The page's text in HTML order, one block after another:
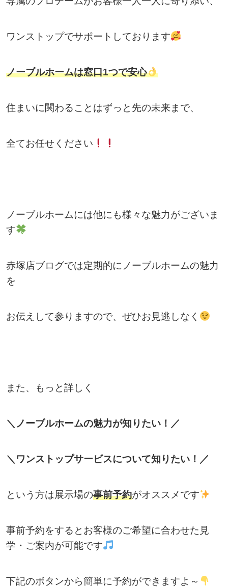
ワンストップでサポートしております
ノーブルホームは窓口1つで安心
住まいに関わることはずっと先の未来まで、
全てお任せください
ノーブルホームには他にも様々な魅力がございま
す
赤塚店ブログでは定期的にノーブルホームの魅力
を
お伝えして参りますので、ぜひお見逃しなく
また、もっと詳しく
＼ノーブルホームの魅力が知りたい！／
＼ワンストップサービスについて知りたい！／
という方は展示場の事前予約がオススメです
事前予約をするとお客様のご希望に合わせた見
学・ご案内が可能です
下記のボタンから簡単に予約ができますよ～